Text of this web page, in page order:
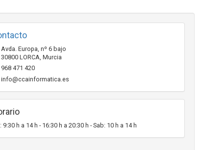
Avda. Europa, nº 6 bajo
30800 LORCA, Murcia
968 471 420
info@ccainformatica.es
9:30 h a 14 h - 16:30 h a 20:30 h - Sab: 10 h a 14 h